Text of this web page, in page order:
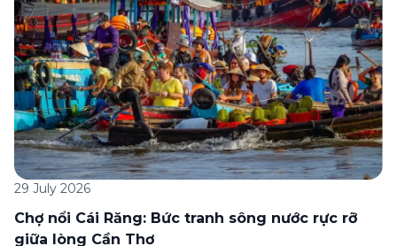
29 July 2026
Chợ nổi Cái Răng: Bức tranh sông nước rực rỡ
giữa lòng Cần Thơ